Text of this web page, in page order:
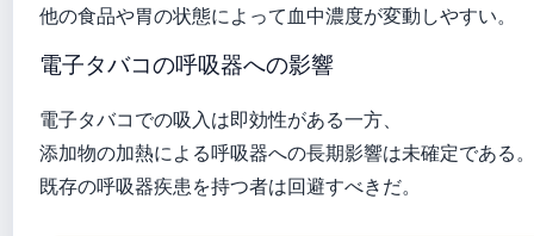
他の食品や胃の状態によって血中濃度が変動しやすい。
電子タバコの呼吸器への影響
電子タバコでの吸入は即効性がある一方、
添加物の加熱による呼吸器への長期影響は未確定である。
既存の呼吸器疾患を持つ者は回避すべきだ。